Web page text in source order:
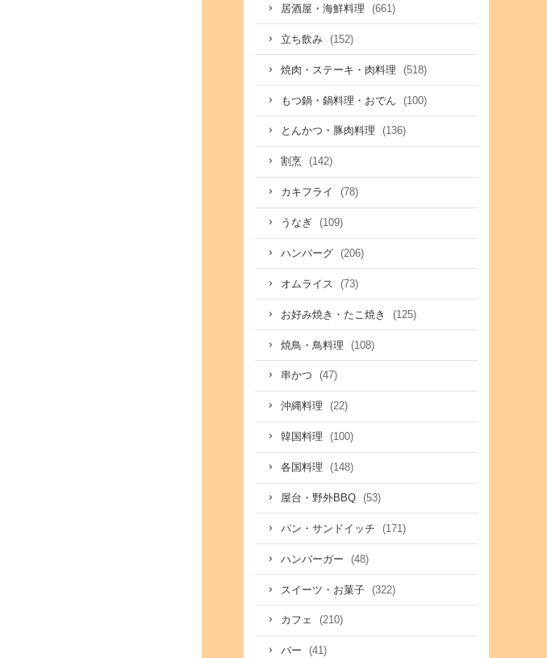
居酒屋・海鮮料理 (661)
立ち飲み (152)
焼肉・ステーキ・肉料理 (518)
もつ鍋・鍋料理・おでん (100)
とんかつ・豚肉料理 (136)
割烹 (142)
カキフライ (78)
うなぎ (109)
ハンバーグ (206)
オムライス (73)
お好み焼き・たこ焼き (125)
焼鳥・鳥料理 (108)
串かつ (47)
沖縄料理 (22)
韓国料理 (100)
各国料理 (148)
屋台・野外BBQ (53)
パン・サンドイッチ (171)
ハンバーガー (48)
スイーツ・お菓子 (322)
カフェ (210)
バー (41)